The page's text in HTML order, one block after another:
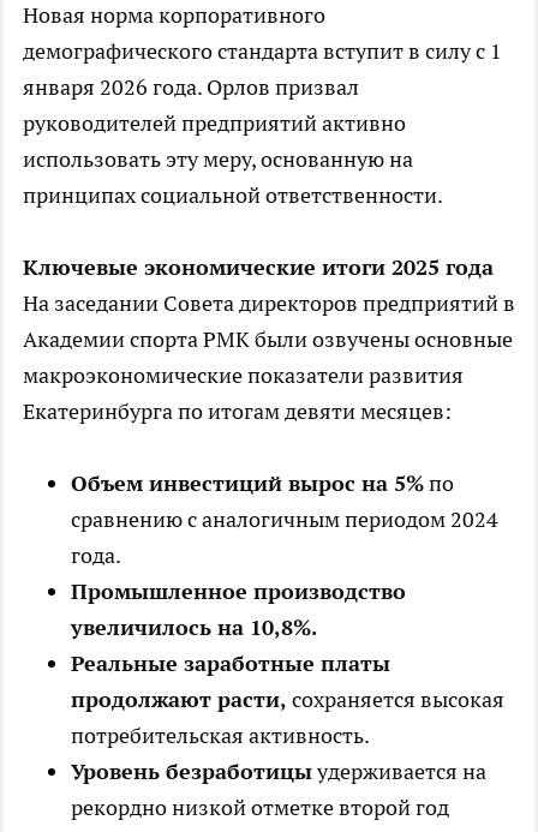
Новая норма корпоративного
демографического стандарта вступит в силу с 1
января 2026 года. Орлов призвал
руководителей предприятий активно
использовать эту меру, основанную на
принципах социальной ответственности.
Ключевые экономические итоги 2025 года
На заседании Совета директоров предприятий в
Академии спорта РМК были озвучены основные
макроэкономические показатели развития
Екатеринбурга по итогам девяти месяцев:
Объем инвестиций вырос на 5%по
сравнению с аналогичным периодом 2024
года.
Промышленное производство
увеличилось на 10,8%.
Реальные заработные платы
продолжают расти, сохраняется высокая
потребительская активность.
Уровень безработицыудерживается на
рекордно низкой отметке второй год